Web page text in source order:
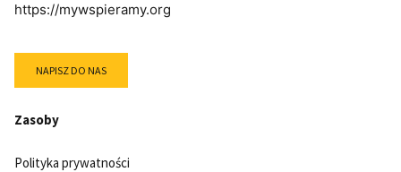
https://mywspieramy.org
NAPISZ DO NAS
Zasoby
Polityka prywatności